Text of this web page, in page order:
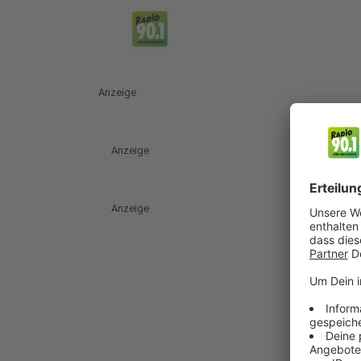
Anzeige
Anzeige
Anzeige